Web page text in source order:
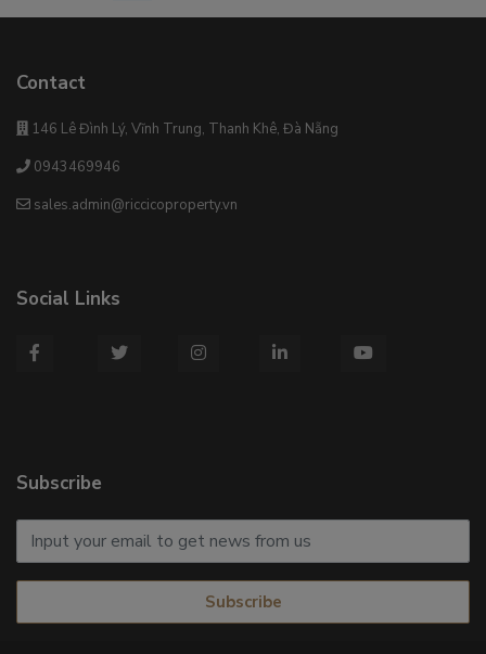
Contact
146 Lê Đình Lý, Vĩnh Trung, Thanh Khê, Đà Nẵng
0943469946
sales.admin@riccicoproperty.vn
Social Links
Subscribe
Subscribe